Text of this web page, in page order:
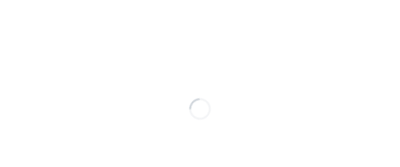
Diş Hekimliği Tiyatro